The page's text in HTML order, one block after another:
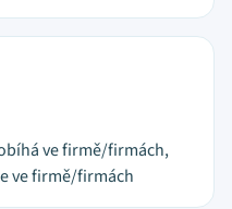
ve firmě/firmách,
ve firmě/firmách